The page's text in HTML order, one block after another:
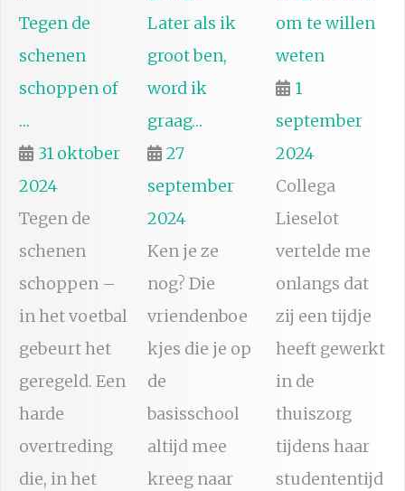
Tegen de
schenen
schoppen of
…
31 oktober
2024
Tegen de
schenen
schoppen –
in het voetbal
gebeurt het
geregeld. Een
harde
overtreding
die, in het
Later als ik
groot ben,
word ik
graag…
27
september
2024
Ken je ze
nog? Die
vriendenboe
kjes die je op
de
basisschool
altijd mee
kreeg naar
om te willen
weten
1
september
2024
Collega
Lieselot
vertelde me
onlangs dat
zij een tijdje
heeft gewerkt
in de
thuiszorg
tijdens haar
studententijd